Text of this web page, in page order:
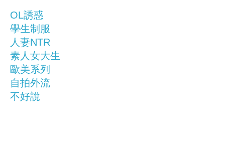
OL誘惑
學生制服
人妻NTR
素人女大生
歐美系列
自拍外流
不好說